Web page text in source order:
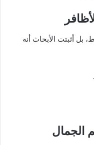
بل أثبتت الأبحاث أنه
الجمال